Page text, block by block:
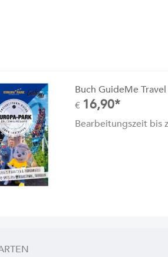
Buch GuideMe
€ 16,90*
Bearbeitungszeit bis